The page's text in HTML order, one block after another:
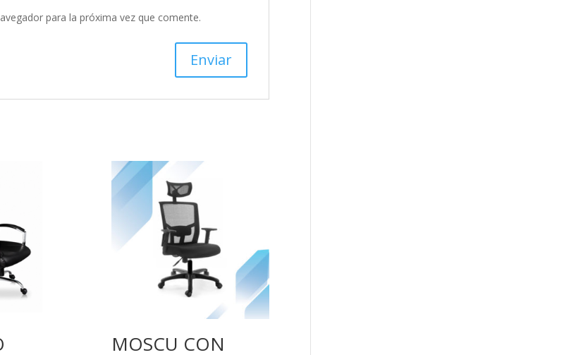
para la próxima vez que comente.
MOSCU CON